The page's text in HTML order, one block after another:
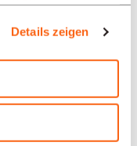
Details zeigen